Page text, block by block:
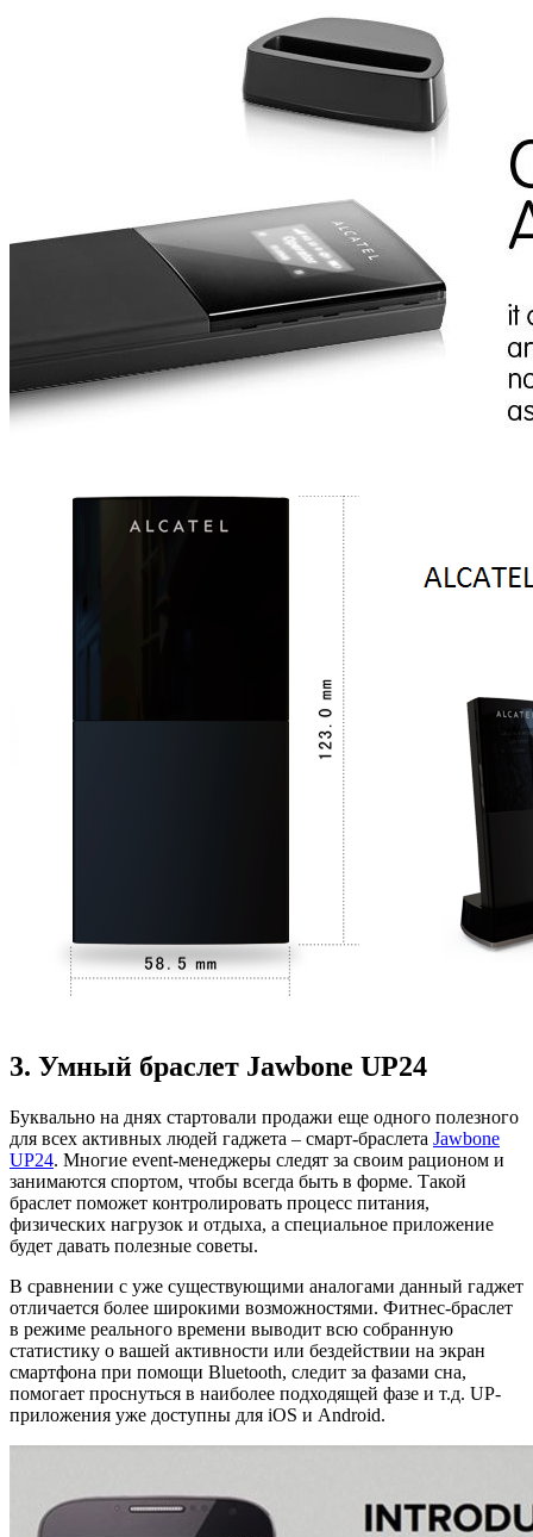
3. Умный браслет Jawbone UP24
Буквально на днях стартовали продажи еще одного полезного
для всех активных людей гаджета – смарт-браслета Jawbone
UP24. Многие еvent-менеджеры следят за своим рационом и
занимаются спортом, чтобы всегда быть в форме. Такой
браслет поможет контролировать процесс питания,
физических нагрузок и отдыха, а специальное приложение
будет давать полезные советы.
В сравнении с уже существующими аналогами данный гаджет
отличается более широкими возможностями. Фитнес-браслет
в режиме реального времени выводит всю собранную
статистику о вашей активности или бездействии на экран
смартфона при помощи Bluetooth, следит за фазами сна,
помогает проснуться в наиболее подходящей фазе и т.д. UP-
приложения уже доступны для iOS и Android.